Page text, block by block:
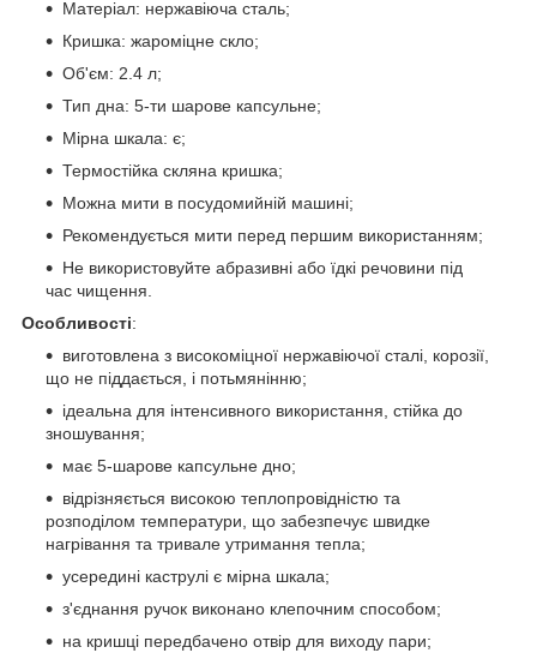
Матеріал: нержавіюча сталь;
Кришка: жароміцне скло;
Об'єм: 2.4 л;
Тип дна: 5-ти шарове капсульне;
Мірна шкала: є;
Термостійка скляна кришка;
Можна мити в посудомийній машині;
Рекомендується мити перед першим використанням;
Не використовуйте абразивні або їдкі речовини під
час чищення.
Особливості:
виготовлена з високоміцної нержавіючої сталі, корозії,
що не піддається, і потьмянінню;
ідеальна для інтенсивного використання, стійка до
зношування;
має 5-шарове капсульне дно;
відрізняється високою теплопровідністю та
розподілом температури, що забезпечує швидке
нагрівання та тривале утримання тепла;
усередині каструлі є мірна шкала;
з'єднання ручок виконано клепочним способом;
на кришці передбачено отвір для виходу пари;